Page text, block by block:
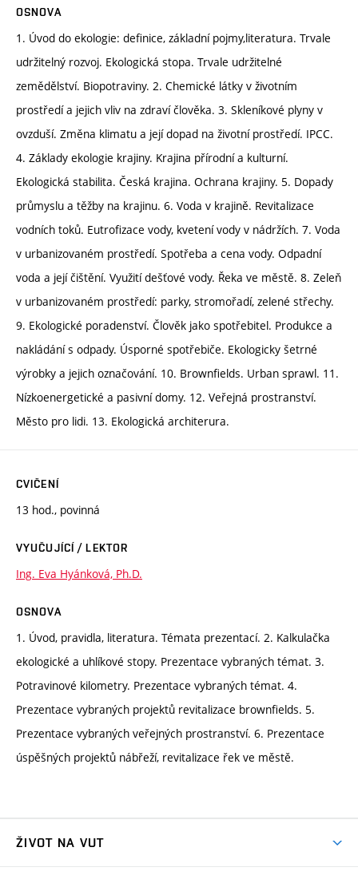
OSNOVA
1. Úvod do ekologie: definice, základní pojmy,literatura. Trvale
udržitelný rozvoj. Ekologická stopa. Trvale udržitelné
zemědělství. Biopotraviny. 2. Chemické látky v životním
prostředí a jejich vliv na zdraví člověka. 3. Skleníkové plyny v
ovzduší. Změna klimatu a její dopad na životní prostředí. IPCC.
4. Základy ekologie krajiny. Krajina přírodní a kulturní.
Ekologická stabilita. Česká krajina. Ochrana krajiny. 5. Dopady
průmyslu a těžby na krajinu. 6. Voda v krajině. Revitalizace
vodních toků. Eutrofizace vody, kvetení vody v nádržích. 7. Voda
v urbanizovaném prostředí. Spotřeba a cena vody. Odpadní
voda a její čištění. Využití dešťové vody. Řeka ve městě. 8. Zeleň
v urbanizovaném prostředí: parky, stromořadí, zelené střechy.
9. Ekologické poradenství. Člověk jako spotřebitel. Produkce a
nakládání s odpady. Úsporné spotřebiče. Ekologicky šetrné
výrobky a jejich označování. 10. Brownfields. Urban sprawl. 11.
Nízkoenergetické a pasivní domy. 12. Veřejná prostranství.
Město pro lidi. 13. Ekologická architerura.
CVIČENÍ
13 hod., povinná
VYUČUJÍCÍ / LEKTOR
Ing. Eva Hyánková, Ph.D.
OSNOVA
1. Úvod, pravidla, literatura. Témata prezentací. 2. Kalkulačka
ekologické a uhlíkové stopy. Prezentace vybraných témat. 3.
Potravinové kilometry. Prezentace vybraných témat. 4.
Prezentace vybraných projektů revitalizace brownfields. 5.
Prezentace vybraných veřejných prostranství. 6. Prezentace
úspěšných projektů nábřeží, revitalizace řek ve městě.
ŽIVOT NA VUT